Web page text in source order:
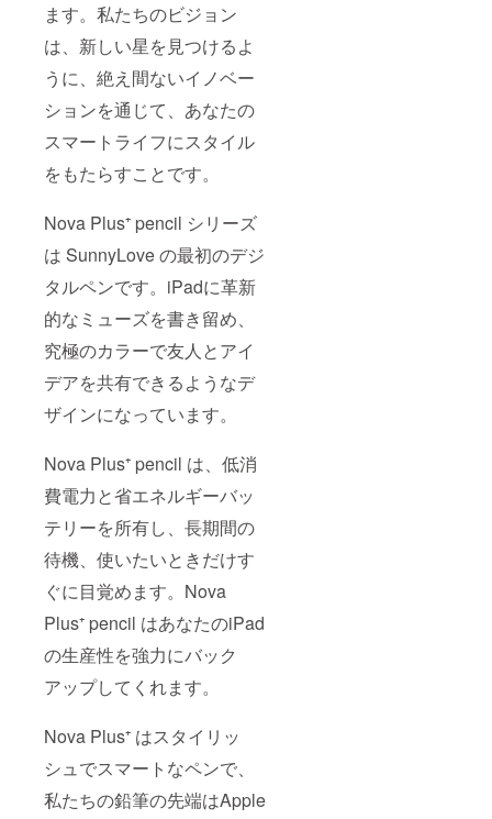
ます。私たちのビジョン
は、新しい星を見つけるよ
うに、絶え間ないイノベー
ションを通じて、あなたの
スマートライフにスタイル
をもたらすことです。
Nova Plus⁺ pencil シリーズ
は SunnyLove の最初のデジ
タルペンです。iPadに革新
的なミューズを書き留め、
究極のカラーで友人とアイ
デアを共有できるようなデ
ザインになっています。
Nova Plus⁺ pencil は、低消
費電力と省エネルギーバッ
テリーを所有し、長期間の
待機、使いたいときだけす
ぐに目覚めます。Nova
Plus⁺ pencil はあなたのiPad
の生産性を強力にバック
アップしてくれます。
Nova Plus⁺ はスタイリッ
シュでスマートなペンで、
私たちの鉛筆の先端はApple